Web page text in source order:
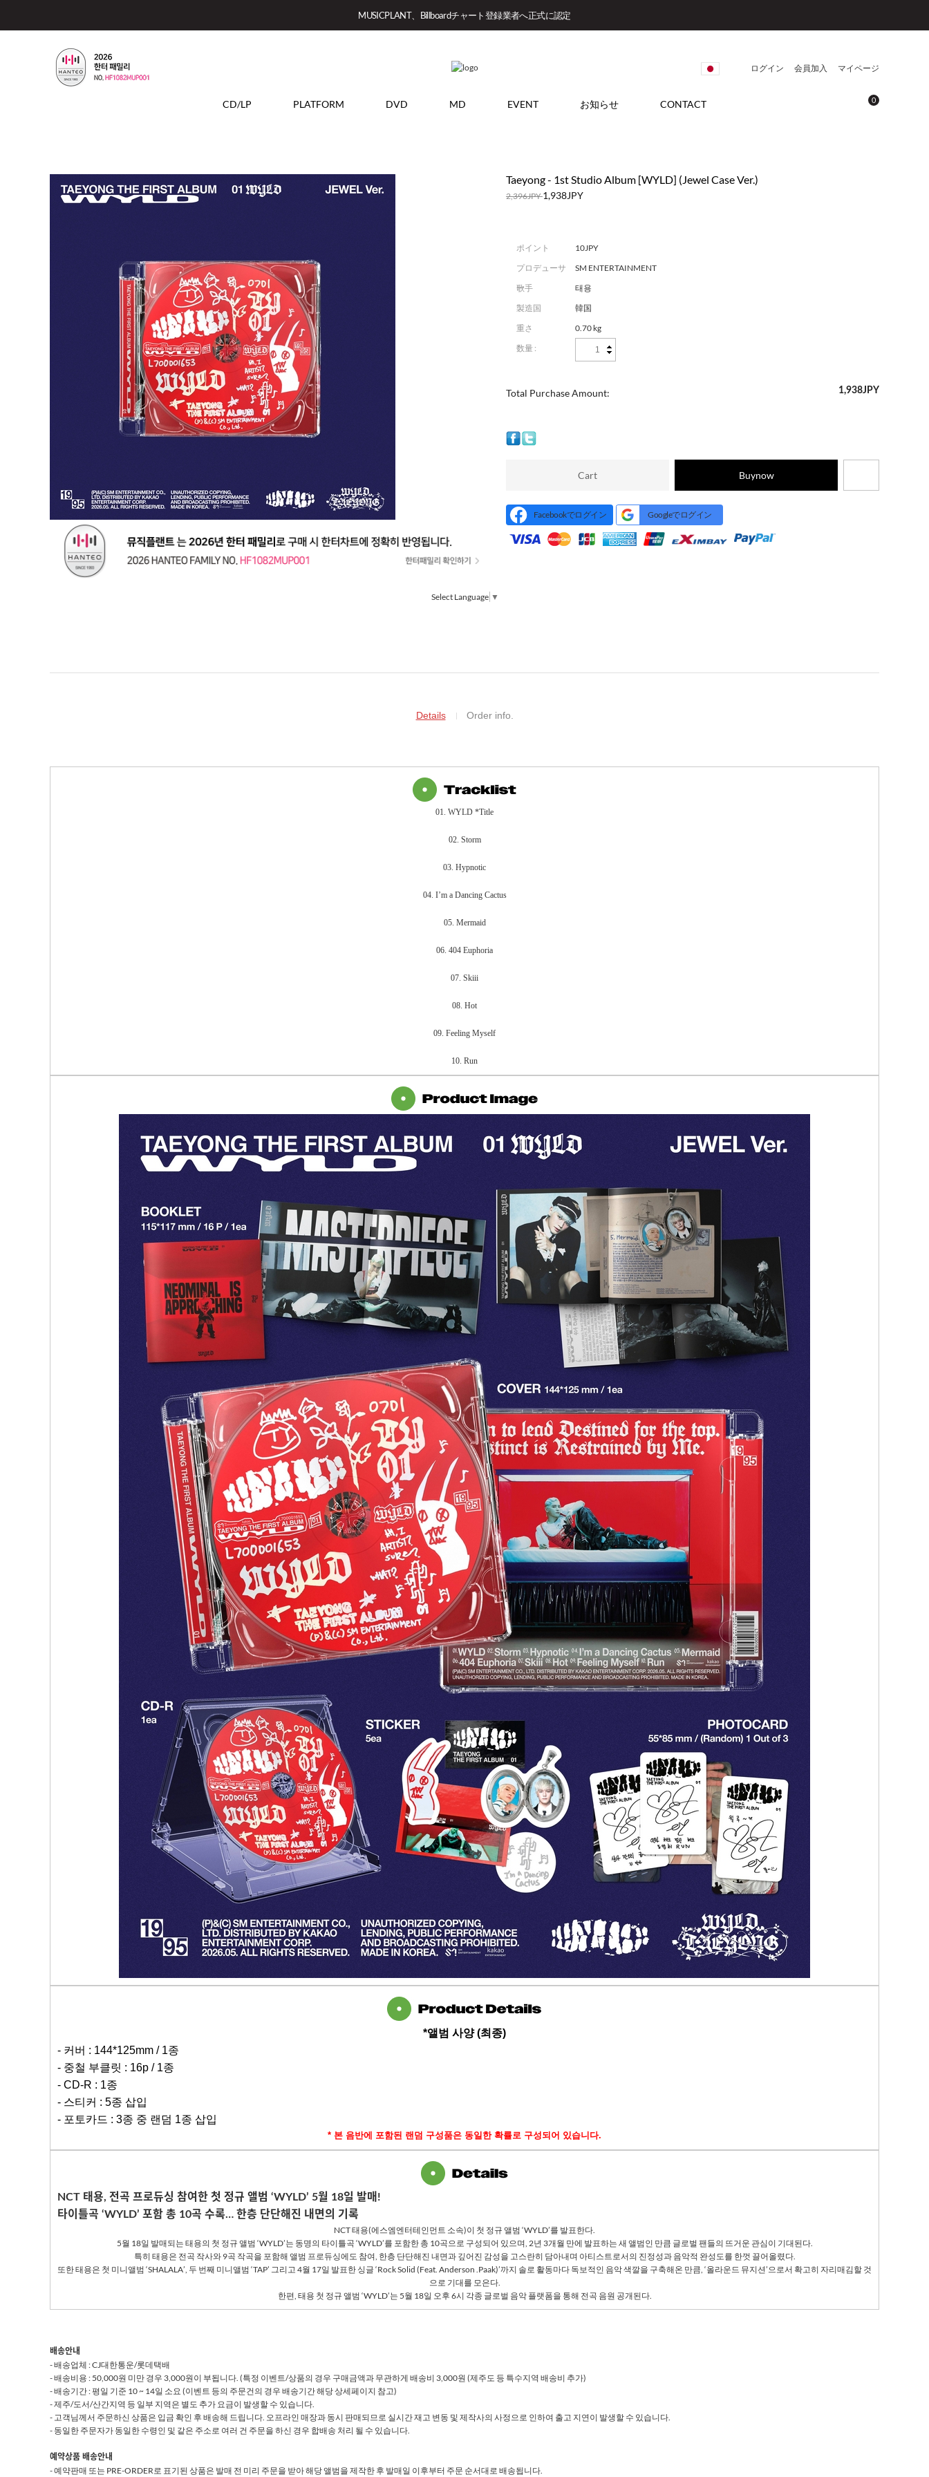
MUSICPLANT、Billboardチャート登録業者へ正式に認定
ログイン 会員加入 マイページ
CD/LP PLATFORM DVD MD EVENT お知らせ CONTACT 0
Taeyong - 1st Studio Album [WYLD] (Jewel Case Ver.)
2,396JPY1,938JPY
ポイント
10JPY
プロデューサ
ー
SM ENTERTAINMENT
歌手
태용
製造国
韓国
重さ
0.70 kg
数量 :
Total Purchase Amount: 1,938JPY
Cart Buynow
Facebookでログイン Googleでログイン
Select Language ▼
Details Order info.
01. WYLD *Title
02. Storm
03. Hypnotic
04. I’m a Dancing Cactus
05. Mermaid
06. 404 Euphoria
07. Skiii
08. Hot
09. Feeling Myself
10. Run
*앨범 사양(최종)
- 커버 : 144*125mm / 1종
- 중철 부클릿 : 16p / 1종
- CD-R : 1종
- 스티커 : 5종 삽입
- 포토카드 : 3종 중 랜덤 1종 삽입
* 본 음반에 포함된 랜덤 구성품은 동일한 확률로 구성되어 있습니다.
NCT 태용, 전곡 프로듀싱 참여한 첫 정규 앨범 ‘WYLD’ 5월 18일 발매 !
타이틀곡 ‘WYLD’ 포함 총 10곡 수록… 한층 단단해진 내면의 기록
NCT태용(에스엠엔터테인먼트 소속)이 첫 정규 앨범 ‘WYLD’를 발표한다
5월 18일 발매되는 태용의 첫 정규 앨범 ‘WYLD’는 동명의 타이틀곡 ‘WYLD’를 포함한 총 10곡으로 구성되어 있으며 , 2년 3개월 만에 발표하는 새 앨범인 만큼 글로벌 팬들의 뜨거운 관심이 기대된다.
특히 태용은 전곡 작사와9곡 작곡을 포함해 앨범 프로듀싱에도 참여 한층 단단해진 내면과 깊어진 감성을 고스란히 담아내며 아티스트로서의 진정성과 음악적 완성도를 한껏 끌어올렸다.
또한 태용은 첫 미니앨범 ‘SHALALA’ 두 번째 미니앨범 ‘TAP’ 그리고 4월 17일 발표한 싱글 ‘Rock Solid (Feat. Anderson .Paak)’까지 솔로 활동마다 독보적인 음악 색깔을 구축해온 만큼 ‘올라운드 뮤지션’으로서 확고히 자리매김할 것
으로 기대를 모은다.
한편 태용 첫 정규 앨범 ‘WYLD’는 5월 18일 오후 6시 각종 글로벌 음악 플랫폼을 통해 전곡 음원 공개된다.
배송안내
- 배송업체 : CJ대한통운/롯데택배
- 배송비용 : 50,000원 미만 경우 3,000원이 부됩니다. (특정 이벤트/상품의 경우 구매금액과 무관하게 배송비 3,000원 (제주도 등 특수지역 배송비 추가)
- 배송기간 : 평일 기준 10 ~ 14일 소요 (이벤트 등의 주문건의 경우 배송기간 해당 상세페이지 참고)
- 제주/도서/산간지역 등 일부 지역은 별도 추가 요금이 발생할 수 있습니다.
- 고객님께서 주문하신 상품은 입금 확인 후 배송해 드립니다. 오프라인 매장과 동시 판매되므로 실시간 재고 변동 및 제작사의 사정으로 인하여 출고 지연이 발생할 수 있습니다.
- 동일한 주문자가 동일한 수령인 및 같은 주소로 여러 건 주문을 하신 경우 합배송 처리 될 수 있습니다.
예약상품 배송안내
- 예약판매 또는 PRE-ORDER로 표기된 상품은 발매 전 미리 주문을 받아 해당 앨범을 제작한 후 발매일 이후부터 주문 순서대로 배송됩니다.